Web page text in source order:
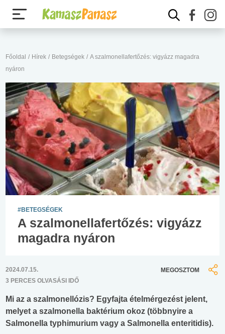
Főoldal / Hírek / Betegségek / A szalmonellafertőzés: vigyázz magadra
nyáron
#BETEGSÉGEK
A szalmonellafertőzés: vigyázz
magadra nyáron
2024.07.15.
3 PERCES OLVASÁSI IDŐ
MEGOSZTOM
Mi az a szalmonellózis? Egyfajta ételmérgezést jelent,
melyet a szalmonella baktérium okoz (többnyire a
Salmonella typhimurium vagy a Salmonella enteritidis).